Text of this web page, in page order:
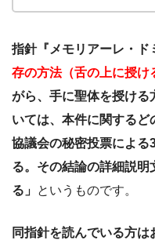
指針『メモリアーレ・ド
存の方法（舌の上に授け
がら、手に聖体を授ける
いては、本件に関する
協議会の秘密投票による
る。その結論の詳細説
る」 というものです。
同指針を読んでいる方